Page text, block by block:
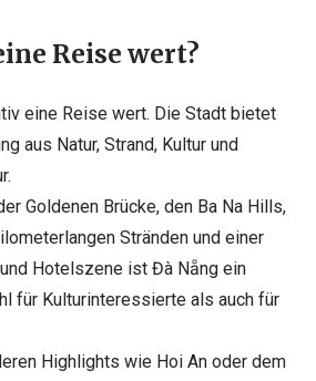
Reise wert?
eine Reise wert. Die Stadt bietet
aus Natur, Strand, Kultur und
Goldenen Brücke, den Ba Na Hills,
Stränden und einer
Hotelszene ist Đà Nẵng ein
für Kulturinteressierte als auch für
Highlights wie Hoi An oder dem